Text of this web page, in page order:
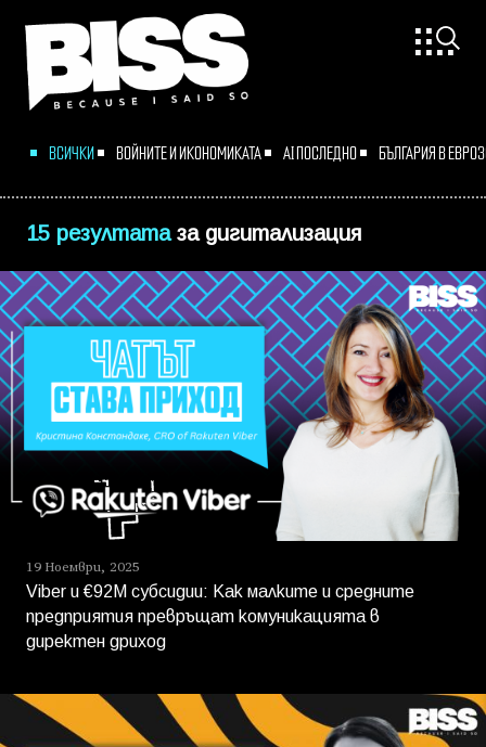
ВСИЧКИ ВОЙНИТЕ И ИКОНОМИКАТА AI ПОСЛЕДНО БЪЛГАРИЯ В
15 резултатаза дигитализация
19 Ноември, 2025
Viber и €92М субсидии: Как малките и средните
предприятия превръщат комуникацията в
директен дриход